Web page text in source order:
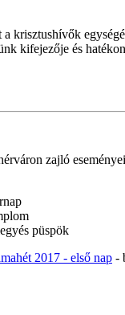
krisztushívők
kifejezője és
zajló
püspök
2017 - első nap -